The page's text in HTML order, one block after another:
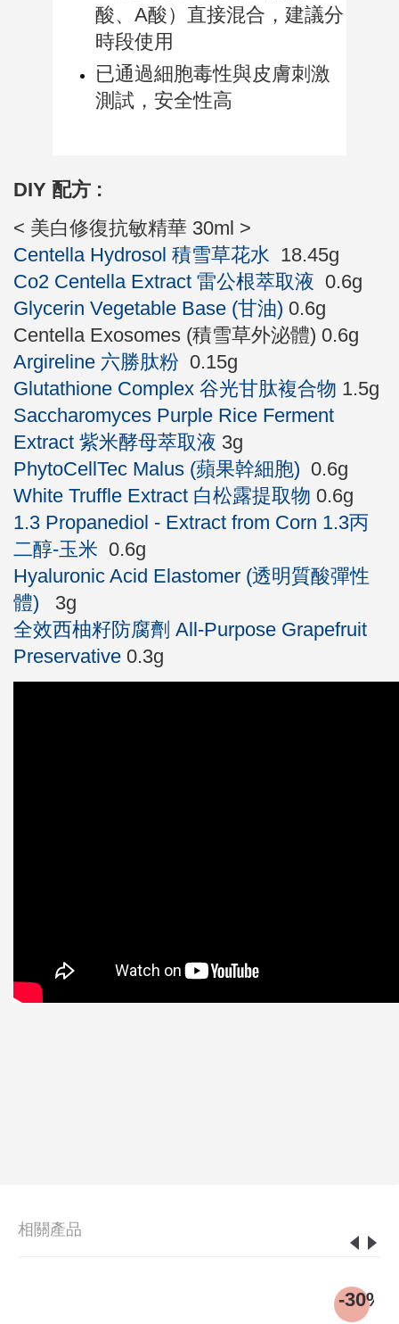
酸、A酸）直接混合，建議分
時段使用
已通過細胞毒性與皮膚刺激
測試，安全性高
DIY 配方 :
< 美白修復抗敏精華 30ml >
Centella Hydrosol 積雪草花水 18.45g
Co2 Centella Extract 雷公根萃取液 0.6g
Glycerin Vegetable Base (甘油) 0.6g
Centella Exosomes (積雪草外泌體) 0.6g
Argireline 六勝肽粉 0.15g
Glutathione Complex 谷光甘肽複合物 1.5g
Saccharomyces Purple Rice Ferment
Extract 紫米酵母萃取液 3g
PhytoCellTec Malus (蘋果幹細胞) 0.6g
White Truffle Extract 白松露提取物 0.6g
1.3 Propanediol - Extract from Corn 1.3丙
二醇-玉米 0.6g
Hyaluronic Acid Elastomer (透明質酸彈性
體) 3g
全效西柚籽防腐劑 All-Purpose Grapefruit
Preservative 0.3g
相關產品
-30%